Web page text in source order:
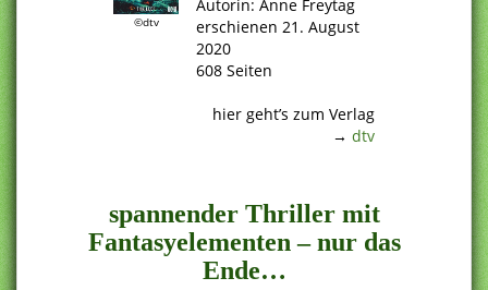
©dtv
Autorin: Anne Freytag
erschienen 21. August
2020
608 Seiten
hier geht’s zum Verlag
→ dtv
spannender Thriller mit
Fantasyelementen – nur das
Ende…